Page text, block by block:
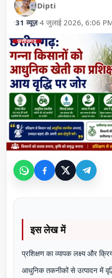
Dipti
·31 व्यूज़·4 जुलाई 2026, 6:06
छत्तीसगढ़
इस लेख में
प्रशिक्षण का व्यापक लक्ष्य और
आधुनिक तकनीकों से उत्पादन में